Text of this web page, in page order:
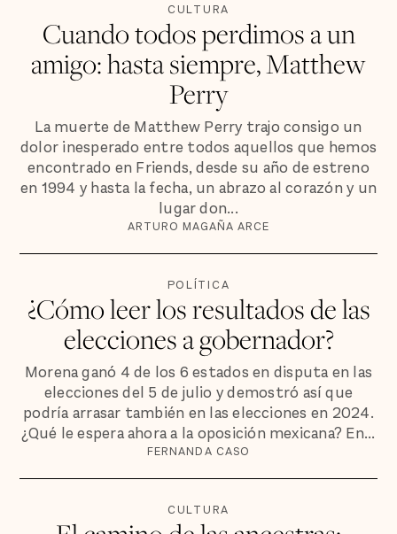
CULTURA
Cuando todos perdimos a un
amigo: hasta siempre, Matthew
Perry
La muerte de Matthew Perry trajo consigo un
dolor inesperado entre todos aquellos que hemos
encontrado en Friends, desde su año de estreno
en 1994 y hasta la fecha, un abrazo al corazón y un
lugar don...
ARTURO MAGAÑA ARCE
POLÍTICA
¿Cómo leer los resultados de las
elecciones a gobernador?
Morena ganó 4 de los 6 estados en disputa en las
elecciones del 5 de julio y demostró así que
podría arrasar también en las elecciones en 2024.
¿Qué le espera ahora a la oposición mexicana? En...
FERNANDA CASO
CULTURA